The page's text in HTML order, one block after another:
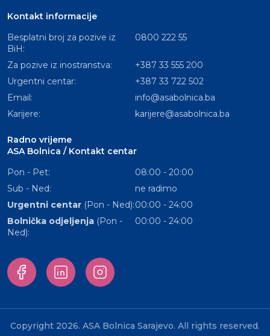
Kontakt informacije
Besplatni broj za pozive iz
BiH:
0800 222 55
Za pozive iz inostranstva:
+387 33 555 200
Urgentni centar:
+387 33 722 502
Email:
info@asabolnica.ba
Karijere:
karijere@asabolnica.ba
Radno vrijeme
ASA Bolnica / Kontakt centar
Pon - Pet:
08:00 - 20:00
Sub - Ned:
ne radimo
Urgentni centar (Pon - Ned):00:00 - 24:00
Bolnička odjeljenja (Pon -
Ned):
00:00 - 24:00
Copyright 2026. ASA Bolnica Sarajevo. All rights reserved.